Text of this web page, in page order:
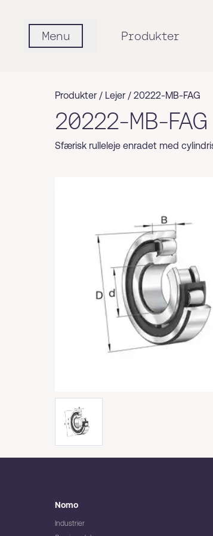
Menu Produkter
Produkter / Lejer / 20222-MB-FAG
20222-MB-FAG
Sfærisk rulleleje enradet med
Nomo
Industrier